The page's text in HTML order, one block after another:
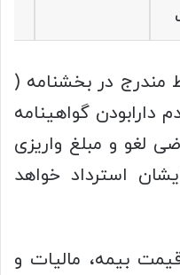
مندرج در بخشنامه (
دارابودن گواهینامه
لغو و مبلغ واریزی
استرداد خواهد
قیمت بیمه، مالیات و